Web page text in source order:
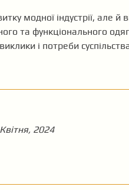
модної індустрії, але й
та функціонального
і потреби
2024